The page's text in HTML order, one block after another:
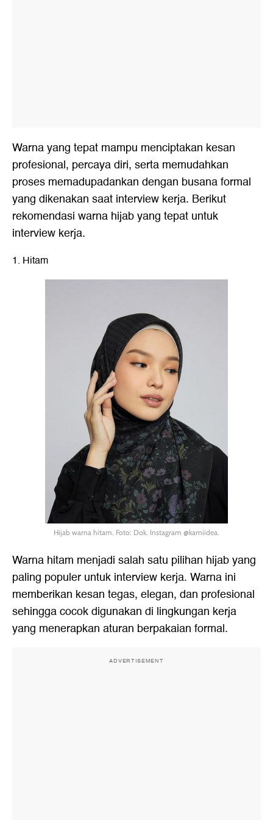
Warna yang tepat mampu menciptakan kesan
profesional, percaya diri, serta memudahkan
proses memadupadankan dengan busana formal
yang dikenakan saat interview kerja. Berikut
rekomendasi warna hijab yang tepat untuk
interview kerja.
1. Hitam
Hijab warna hitam. Foto: Dok. Instagram @kamiidea.
Warna hitam menjadi salah satu pilihan hijab yang
paling populer untuk interview kerja. Warna ini
memberikan kesan tegas, elegan, dan profesional
sehingga cocok digunakan di lingkungan kerja
yang menerapkan aturan berpakaian formal.
ADVERTISEMENT